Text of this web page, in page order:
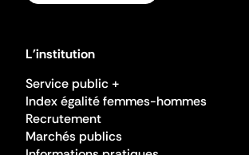
L'institution
Service public +
Index égalité femmes-hommes
Recrutement
Marchés publics